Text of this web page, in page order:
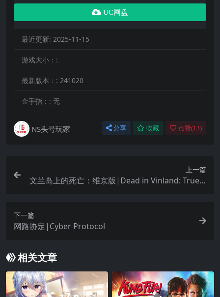
UC网盘
最近更新: 2025-11-15
游戏大小：:
最新版本：: 241020
金手指：: 无
NS头号玩家 分享 收藏 点赞(13)
上一篇
文兰岛上的死亡：维京版|Dead in Vinland: True V
下一篇
网路协定|Cyber Protocol
相关文章